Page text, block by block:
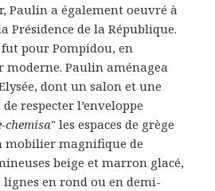
Paulin a également oeuvré à
Présidence de la République.
pour Pompidou, en
moderne. Paulin aménagea
dont un salon et une
respecter l’enveloppe
chemisa" les espaces de grège
mobilier magnifique de
beige et marron glacé,
en rond ou en demi-